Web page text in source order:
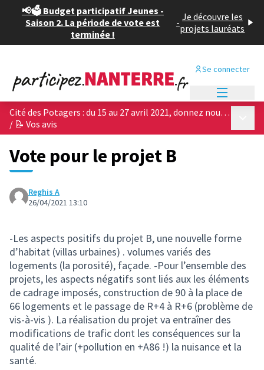
📢🗳️ Budget participatif Jeunes -
Saison 2. La période de vote est
terminée !
- Je découvre les
projets lauréats
Se connecter
Cité des Potagers : du 15 au 27 avril 2021, donnez nous votre avis sur les 4 projets architecturaux !
/ 📝 Vos avis
Vote pour le projet B
Reghis A
26/04/2021 13:10
-Les aspects positifs du projet B, une nouvelle forme
d’habitat (villas urbaines) . volumes variés des
logements (la porosité), façade. -Pour l’ensemble des
projets, les aspects négatifs sont liés aux les éléments
de cadrage imposés, construction de 90 à la place de
66 logements et le passage de R+4 à R+6 (problème de
vis-à-vis ). La réalisation du projet va entraîner des
modifications de trafic dont les conséquences sur la
qualité de l’air (+pollution en +A86 !) la nuisance et la
santé.